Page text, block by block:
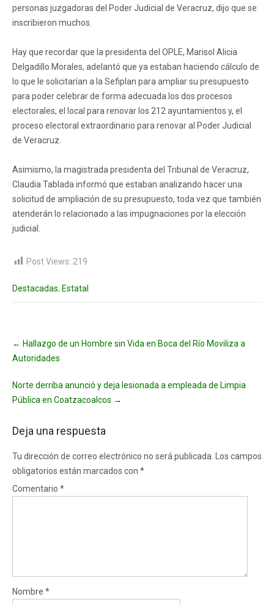
personas juzgadoras del Poder Judicial de Veracruz, dijo que se
inscribieron muchos.
Hay que recordar que la presidenta del OPLE, Marisol Alicia
Delgadillo Morales, adelantó que ya estaban haciendo cálculo de
lo que le solicitarían a la Sefiplan para ampliar su presupuesto
para poder celebrar de forma adecuada los dos procesos
electorales, el local para renovar los 212 ayuntamientos y, el
proceso electoral extraordinario para renovar al Poder Judicial
de Veracruz.
Asimismo, la magistrada presidenta del Tribunal de Veracruz,
Claudia Tablada informó que estaban analizando hacer una
solicitud de ampliación de su presupuesto, toda vez que también
atenderán lo relacionado a las impugnaciones por la elección
judicial.
Post Views: 219
Destacadas, Estatal
navigation
← Hallazgo de un Hombre sin Vida en Boca del Río Moviliza a
Autoridades
Norte derriba anunció y deja lesionada a empleada de Limpia
Pública en Coatzacoalcos →
Deja una respuesta
Tu dirección de correo electrónico no será publicada. Los campos
obligatorios están marcados con *
Comentario *
Nombre *